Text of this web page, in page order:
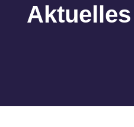
Aktuelles